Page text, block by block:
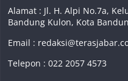
Alamat : Jl. H. Alpi No.7a,
Bandung Kulon, Kota
Email :
Telepon : 022 2057 4573